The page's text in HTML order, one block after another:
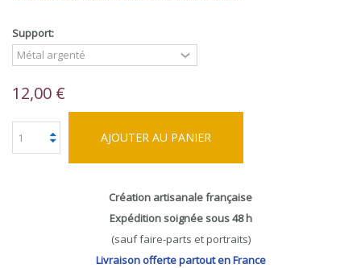
Support:
12,00 €
AJOUTER AU PANIER
Création artisanale française
Expédition soignée sous 48 h
(sauf faire-parts et portraits)
Livraison offerte partout en France